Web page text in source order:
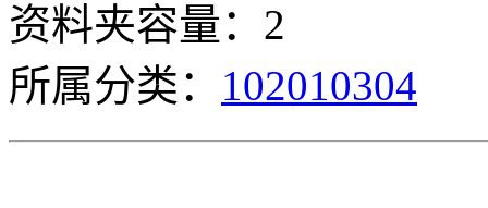
资料夹容量：2
所属分类： 102010304